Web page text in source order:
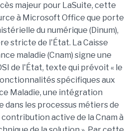
majeur pour LaSuite, cette
à Microsoft Office que porte
du numérique (Dinum),
stricte de l'État. La Caisse
maladie (Cnam) signe une
de l'État, texte qui prévoit « le
spécifiques aux
Maladie, une intégration
dans les processus métiers de
contribution active de la Cnam à